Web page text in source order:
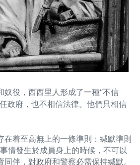
奴役，西西里人形成了一種“不信
政府，也不相信法律。他們只相信
在着至高無上的一條準則：緘默準則
情發生於成員身上的時候，不可以
伴，對政府和警察必需保持緘默。